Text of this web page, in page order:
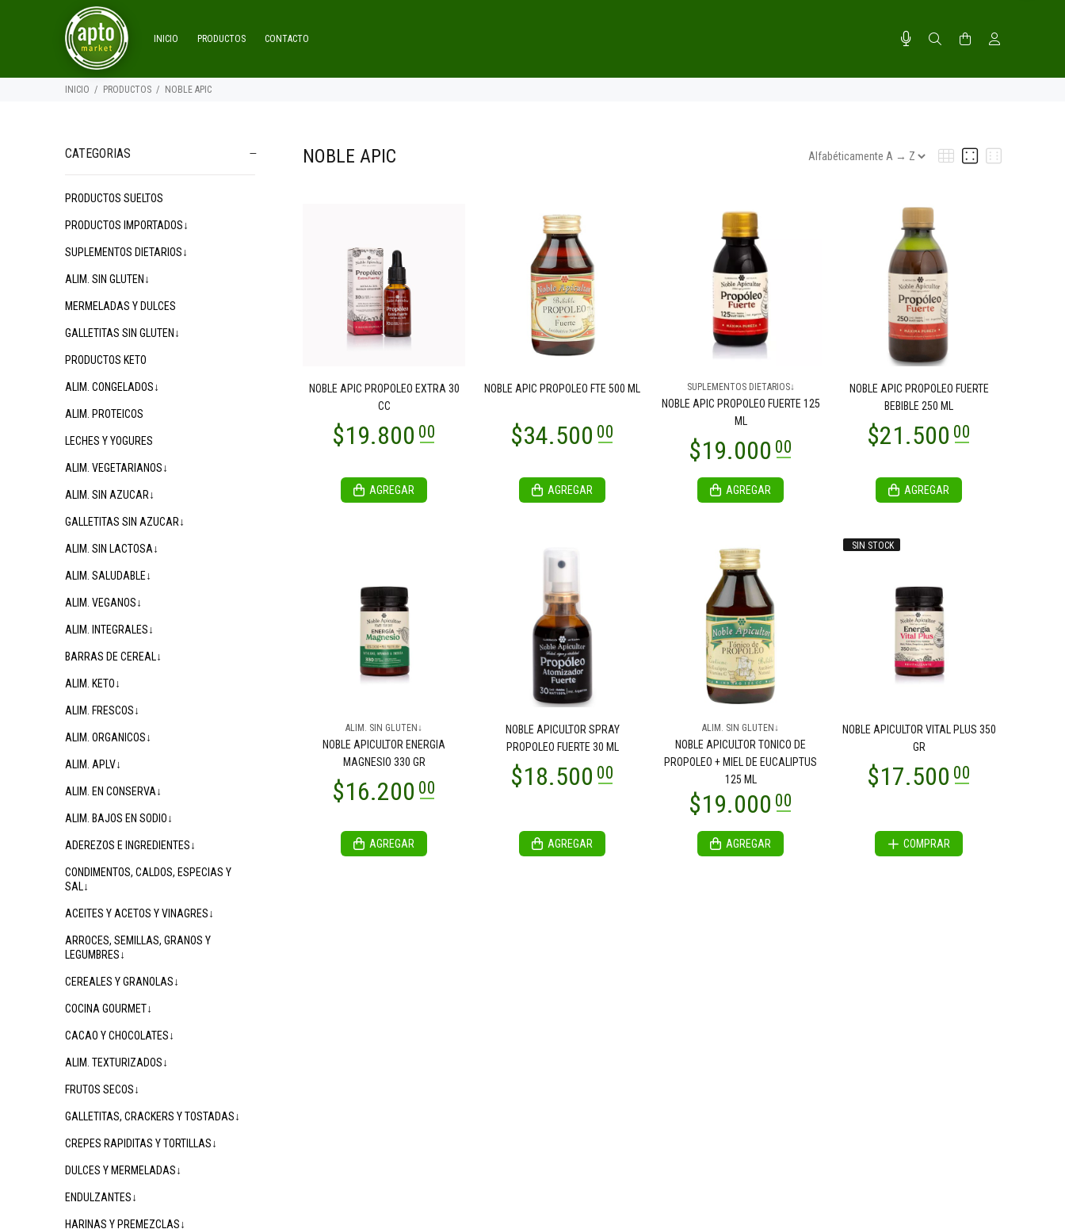
INICIO PRODUCTOS CONTACTO
INICIO PRODUCTOS NOBLE APIC
CATEGORIAS
PRODUCTOS SUELTOS
PRODUCTOS IMPORTADOS↓
SUPLEMENTOS DIETARIOS↓
ALIM. SIN GLUTEN↓
MERMELADAS Y DULCES
GALLETITAS SIN GLUTEN↓
PRODUCTOS KETO
ALIM. CONGELADOS↓
ALIM. PROTEICOS
LECHES Y YOGURES
ALIM. VEGETARIANOS↓
ALIM. SIN AZUCAR↓
GALLETITAS SIN AZUCAR↓
ALIM. SIN LACTOSA↓
ALIM. SALUDABLE↓
ALIM. VEGANOS↓
ALIM. INTEGRALES↓
BARRAS DE CEREAL↓
ALIM. KETO↓
ALIM. FRESCOS↓
ALIM. ORGANICOS↓
ALIM. APLV↓
ALIM. EN CONSERVA↓
ALIM. BAJOS EN SODIO↓
ADEREZOS E INGREDIENTES↓
CONDIMENTOS, CALDOS, ESPECIAS Y
SAL↓
ACEITES Y ACETOS Y VINAGRES↓
ARROCES, SEMILLAS, GRANOS Y
LEGUMBRES↓
CEREALES Y GRANOLAS↓
COCINA GOURMET↓
CACAO Y CHOCOLATES↓
ALIM. TEXTURIZADOS↓
FRUTOS SECOS↓
GALLETITAS, CRACKERS Y TOSTADAS↓
CREPES RAPIDITAS Y TORTILLAS↓
DULCES Y MERMELADAS↓
ENDULZANTES↓
HARINAS Y PREMEZCLAS↓
NOBLE APIC
NOBLE APIC PROPOLEO EXTRA 30
CC
$19.800
AGREGAR
NOBLE APIC PROPOLEO FTE 500 ML
AGREGAR
SUPLEMENTOS DIETARIOS↓
NOBLE APIC PROPOLEO FUERTE 125
ML
AGREGAR
NOBLE APIC PROPOLEO FUERTE
BEBIBLE 250 ML
AGREGAR
ALIM. SIN GLUTEN↓
NOBLE APICULTOR ENERGIA
MAGNESIO 330 GR
AGREGAR
NOBLE APICULTOR SPRAY
PROPOLEO FUERTE 30 ML
AGREGAR
ALIM. SIN GLUTEN↓
NOBLE APICULTOR TONICO DE
PROPOLEO + MIEL DE EUCALIPTUS
125 ML
$19.00000
AGREGAR
SIN STOCK
NOBLE APICULTOR VITAL PLUS 350
GR
$17.500 00
COMPRAR